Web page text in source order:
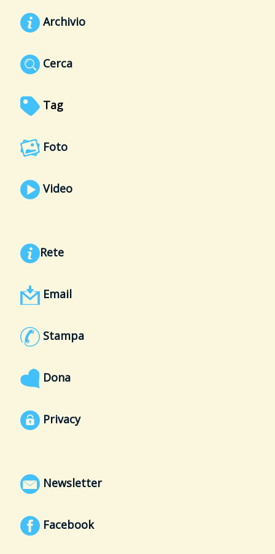
Archivio
Cerca
Tag
Foto
Video
Rete
Email
Stampa
Dona
Privacy
Newsletter
Facebook